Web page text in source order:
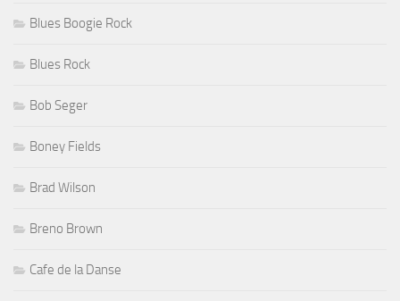
Blues Boogie Rock
Blues Rock
Bob Seger
Boney Fields
Brad Wilson
Breno Brown
Cafe de la Danse